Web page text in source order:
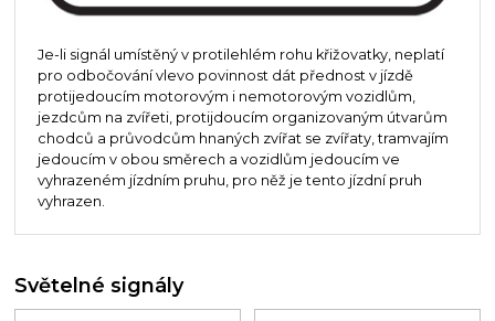
Je-li signál umístěný v protilehlém rohu křižovatky, neplatí
pro odbočování vlevo povinnost dát přednost v jízdě
protijedoucím motorovým i nemotorovým vozidlům,
jezdcům na zvířeti, protijdoucím organizovaným útvarům
chodců a průvodcům hnaných zvířat se zvířaty, tramvajím
jedoucím v obou směrech a vozidlům jedoucím ve
vyhrazeném jízdním pruhu, pro něž je tento jízdní pruh
vyhrazen.
Světelné signály